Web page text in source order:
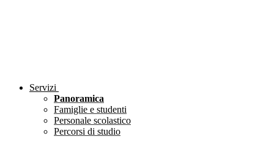
Servizi
Panoramica
Famiglie e studenti
Personale scolastico
Percorsi di studio